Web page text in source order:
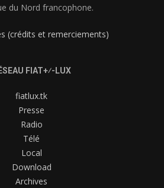
du Nord francophone.
(crédits et remerciements)
FIAT+⁄-LUX
fiatlux.tk
Presse
Radio
Télé
Local
Download
Archives